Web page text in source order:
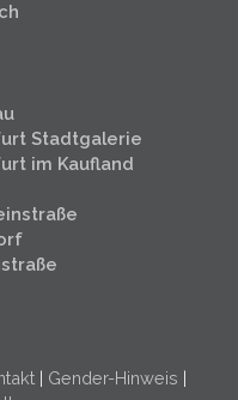
Stadtgalerie
im Kaufland
| Gender-Hinweis |